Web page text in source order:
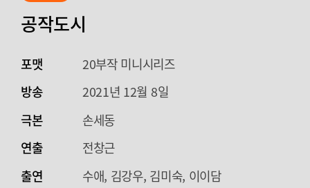
공작도시
포맷
20부작 미니시리즈
방송
2021년 12월 8일
극본
손세동
연출
전창근
출연
수애, 김강우, 김미숙, 이이담